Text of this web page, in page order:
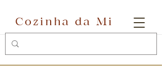
Cozinha da Mi